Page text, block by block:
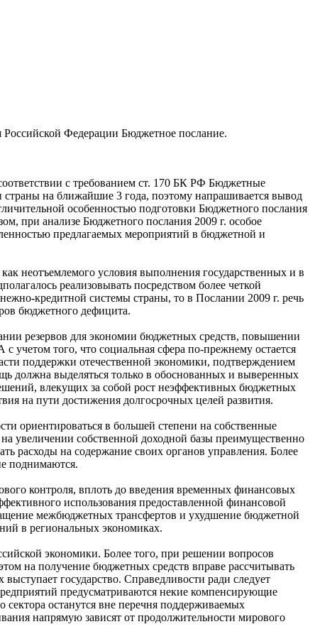
Федерации Бюджетное послание.
с требованием ст. 170 БК РФ Бюджетные
на ближайшие 3 года, поэтому напрашивается вывод
особенностью подготовки Бюджетного послания
при анализе Бюджетного послания 2009 г. особое
предлагаемых мероприятий в бюджетной и
неотъемлемого условия выполнения государственных и в
реализовывать посредством более четкой
кредитной системы страны, то в Послании 2009 г. речь
бюджетного дефицита.
резервов для экономии бюджетных средств, повышении
учетом того, что социальная сфера по-прежнему остается
поддержки отечественной экономики, подтверждением
должна выделяться только в обоснованных и выверенных
влекущих за собой рост неэффективных бюджетных
на пути достижения долгосрочных целей развития.
ориентироваться в большей степени на собственные
на увеличении собственной доходной базы преимущественно
расходы на содержание своих органов управления. Более
поднимаются.
контроля, вплоть до введения временных финансовых
использования предоставленной финансовой
межбюджетных трансфертов и ухудшение бюджетной
в региональных экономиках.
экономики. Более того, при решении вопросов
на получение бюджетных средств вправе рассчитывать
государство. Справедливости ради следует
предусматриваются некие компенсирующие
останутся вне перечня поддерживаемых
напрямую зависят от продолжительности мирового